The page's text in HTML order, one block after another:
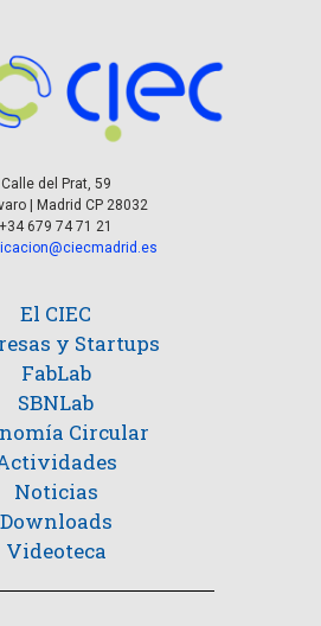
Calle del Prat, 59
| Madrid CP 28032
+34 679 74 71 21
El CIEC
y Startups
FabLab
SBNLab
Circular
Noticias
Downloads
Videoteca